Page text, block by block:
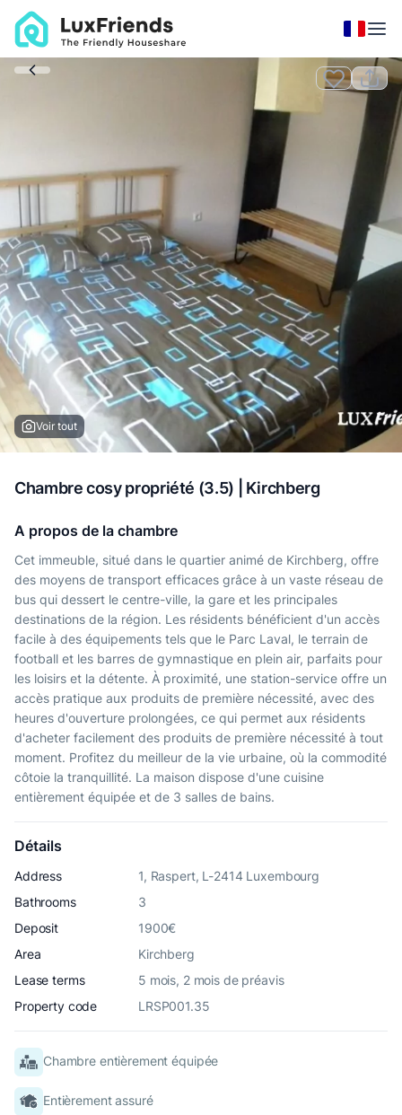
Voir tout
Chambre cosy propriété (3.5) | Kirchberg
A propos de la chambre
Cet immeuble, situé dans le quartier animé de Kirchberg, offre
des moyens de transport efficaces grâce à un vaste réseau de
bus qui dessert le centre-ville, la gare et les principales
destinations de la région. Les résidents bénéficient d'un accès
facile à des équipements tels que le Parc Laval, le terrain de
football et les barres de gymnastique en plein air, parfaits pour
les loisirs et la détente. À proximité, une station-service offre un
accès pratique aux produits de première nécessité, avec des
heures d'ouverture prolongées, ce qui permet aux résidents
d'acheter facilement des produits de première nécessité à tout
moment. Profitez du meilleur de la vie urbaine, où la commodité
côtoie la tranquillité. La maison dispose d'une cuisine
entièrement équipée et de 3 salles de bains.
Détails
Address
1, Raspert, L-2414 Luxembourg
Bathrooms
3
Deposit
1900€
Area
Kirchberg
Lease terms
5 mois, 2 mois de préavis
Property code
LRSP001.35
Chambre entièrement équipée
Entièrement assuré